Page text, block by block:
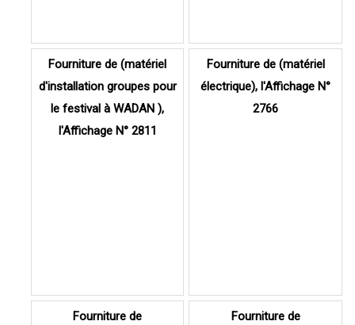
Fourniture de (matériel
électrique), l'Affichage N°
2766
Fourniture de (matériel
d'installation groupes pour
le festival à WADAN ),
l'Affichage N° 2811
Fourniture de
Fourniture de